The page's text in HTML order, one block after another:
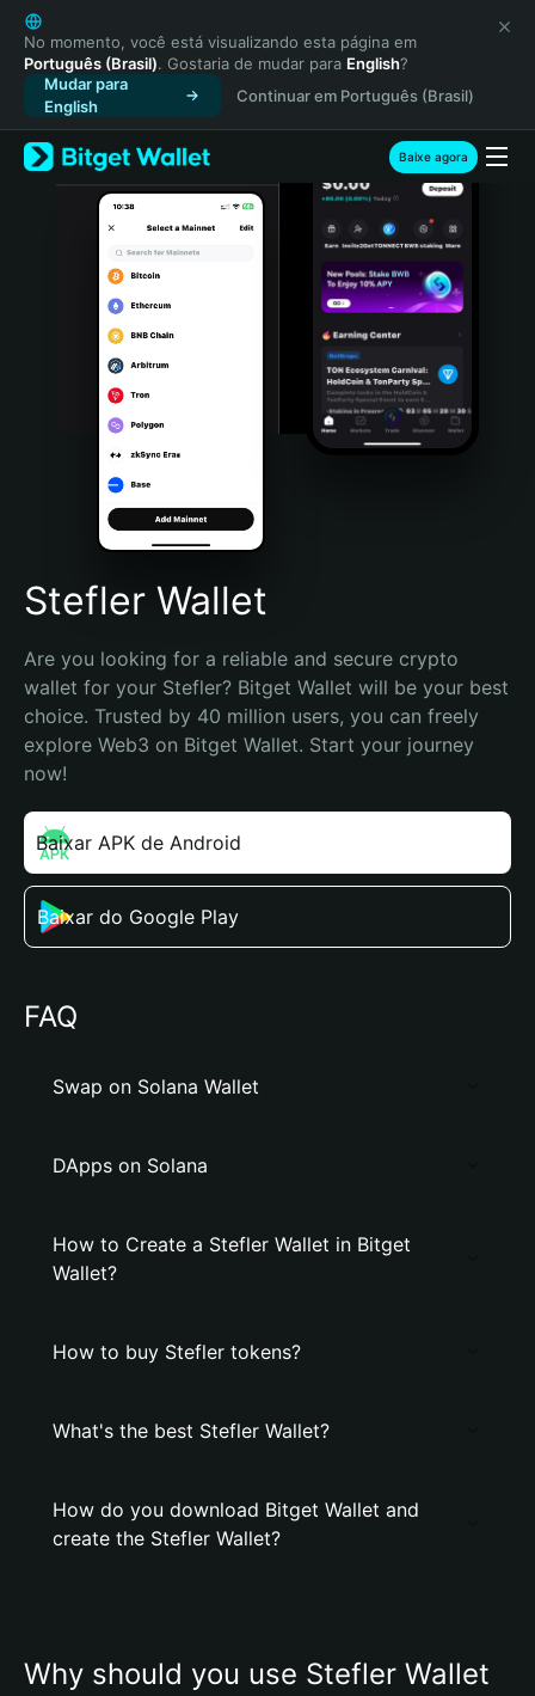
English
日本語
Tiếng Việt
Русский
Español (Latinoamérica)
Türkçe
Italiano
Português (Portugal)
Bahasa Indonesia
Português (Brasil)
Español (Argentina)
No momento, você está visualizando esta página em
Português (Brasil). Gostaria de mudar para English?
Mudar para
English
Continuar em Português (Brasil)
Baixe agora
Stefler Wallet
Are you looking for a reliable and secure crypto
wallet for your Stefler? Bitget Wallet will be your best
choice. Trusted by 40 million users, you can freely
explore Web3 on Bitget Wallet. Start your journey
now!
Baixar APK de Android
Baixar do Google Play
FAQ
Swap on Solana Wallet
DApps on Solana
How to Create a Stefler Wallet in Bitget
Wallet?
How to buy Stefler tokens?
What's the best Stefler Wallet?
How do you download Bitget Wallet and
create the Stefler Wallet?
Why should you use Stefler Wallet